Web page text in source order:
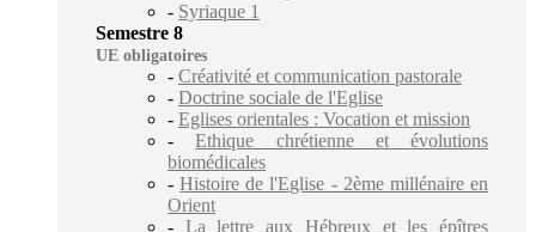
- Syriaque 1
Semestre 8
UE obligatoires
- Créativité et communication pastorale
- Doctrine sociale de l'Eglise
- Eglises orientales : Vocation et mission
-Ethique chrétienne et évolutions
biomédicales
-Histoire de l'Eglise - 2ème millénaire en
Orient
- La lettre aux Hébreux et les épîtres